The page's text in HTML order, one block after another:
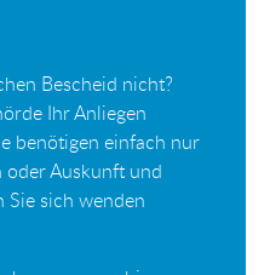
Bescheid nicht?
Ihr Anliegen
benötigen einfach nur
Auskunft und
Sie sich wenden